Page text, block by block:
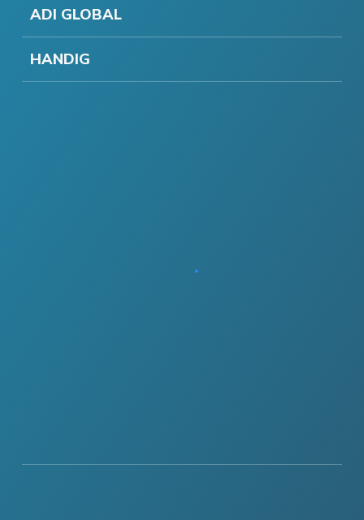
ADI GLOBAL
HANDIG